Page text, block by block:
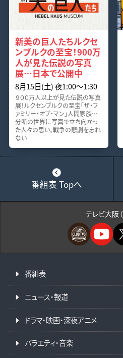
新美の巨人たちルクセ
ンブルクの至宝！900万
人が見た伝説の写真
展…日本で公開中
8月15日(土) 夜1:00〜1:30
９００万人以上が見た伝説の写真
展！ルクセンブルクの至宝「ザ・フ
ァミリー・オブ・マン」人間家族…
分断の世界に写真で立ち向かっ
た人々の思い。戦争の悲劇を忘れ
ない
番組表 Topへ
テレビ大阪（
番組表
ニュース・報道
ドラマ・映画・深夜アニメ
バラエティ・音楽